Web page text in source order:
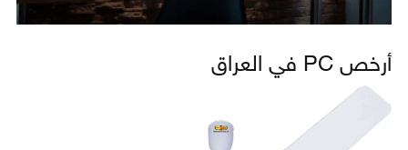
أرخص PC في العراق